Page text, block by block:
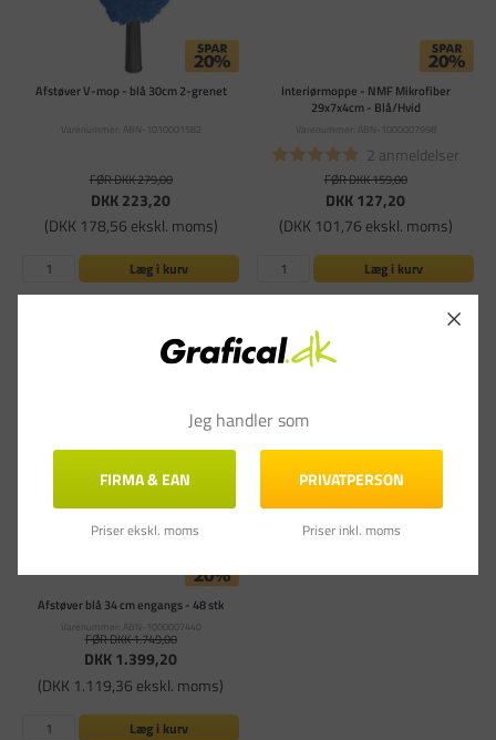
Afstøver V-mop - blå 30cm 2-grenet
Varenummer: ABN-1010001582
FØR DKK 279,00
DKK 223,20
(DKK 178,56 ekskl. moms)
Læg i kurv
Interiørmoppe - NMF Mikrofiber
29x7x4cm - Blå/Hvid
Varenummer: ABN-1000007998
2 anmeldelser
FØR DKK 159,00
DKK 127,20
(DKK 101,76 ekskl. moms)
Læg i kurv
Afstøver blå 34 cm engangs - 48 stk
Varenummer: ABN-1000007440
FØR DKK 1.749,00
DKK 1.399,20
(DKK 1.119,36 ekskl. moms)
Læg i kurv
Jeg handler som
FIRMA & EAN
Priser ekskl. moms
PRIVATPERSON
Priser inkl. moms